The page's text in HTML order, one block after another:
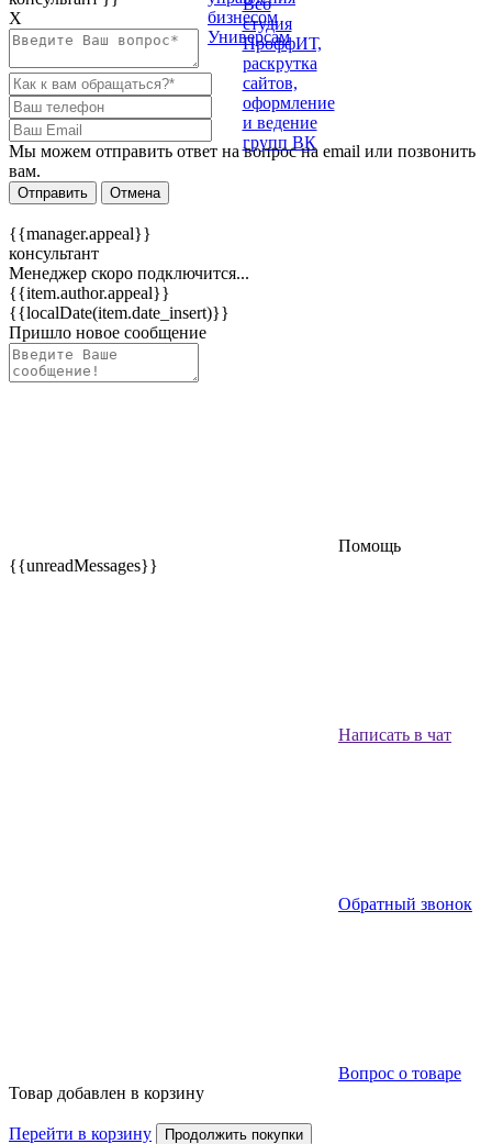
Х
Мы можем отправить ответ на вопрос на email или позвонить
вам.
Отправить Отмена
{{manager.appeal}}
консультант
Менеджер скоро подключится...
{{item.author.appeal}}
{{localDate(item.date_insert)}}
Пришло новое сообщение
Помощь
{{unreadMessages}}
Написать в чат
Обратный звонок
Вопрос о товаре
Товар добавлен в корзину
Перейти в корзину Продолжить покупки